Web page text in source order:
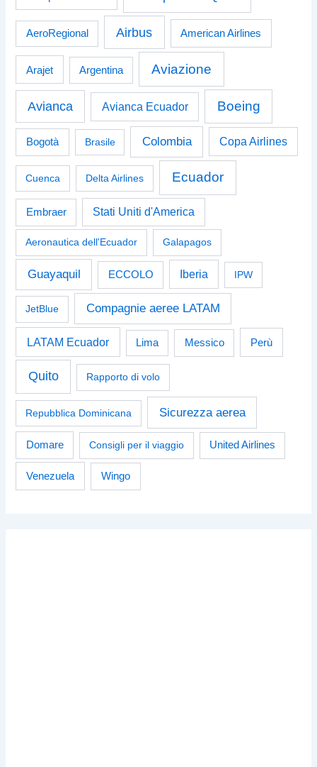
AeroRegional Airbus American Airlines
Arajet Argentina Aviazione
Avianca Avianca Ecuador Boeing
Bogotà Brasile Colombia Copa Airlines
Cuenca Delta Airlines Ecuador
Embraer Stati Uniti d'America
Aeronautica dell'Ecuador Galapagos
Guayaquil ECCOLO Iberia IPW
JetBlue Compagnie aeree LATAM
LATAM Ecuador Lima Messico Perù
Quito Rapporto di volo
Repubblica Dominicana Sicurezza aerea
Domare Consigli per il viaggio United Airlines
Venezuela Wingo